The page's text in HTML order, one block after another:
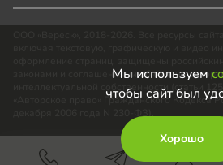
Мы используем
чтобы сайт был
Хорошо
включая текстовую, графическую и видео
законами и соглашениями об охране
интеллектуальной собственности (статьи
«Авторское право» Гражданского Кодекса